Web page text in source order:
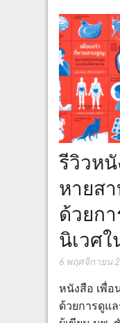
รีวิวหนั
หายส
ด้วยก
นิเวศใ
6 พฤศจิกายน
หนังสือ เพื่อ
ด้วยการดูแ